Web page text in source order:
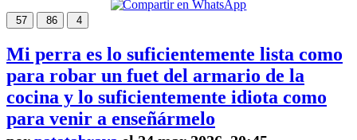
57 86 4
Mi perra es lo suficientemente lista como
para robar un fuet del armario de la
cocina y lo suficientemente idiota como
para venir a enseñármelo